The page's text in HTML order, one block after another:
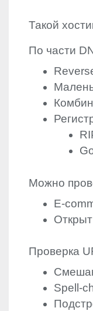
Такой
По части
Можно
E-
Проверка
Spell-